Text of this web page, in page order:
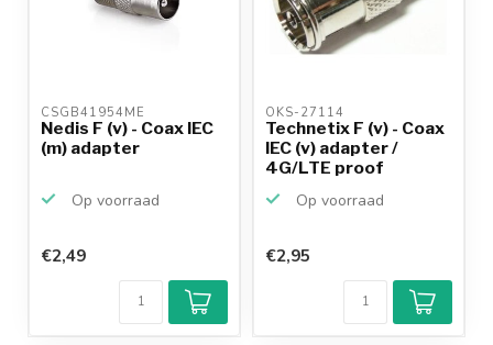
CSGB41954ME
Nedis F (v) - Coax IEC
(m) adapter
Op voorraad
€2,49
OKS-27114
Technetix F (v) - Coax
IEC (v) adapter /
4G/LTE proof
Op voorraad
€2,95